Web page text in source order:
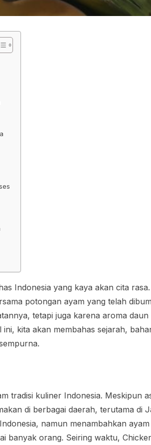
Indonesia yang kaya akan cita
potongan ayam yang telah
tetapi juga karena aroma
kita akan membahas sejarah,
tradisi kuliner Indonesia. Meskipun
di berbagai daerah, terutama di
namun menambahkan
banyak orang. Seiring waktu,